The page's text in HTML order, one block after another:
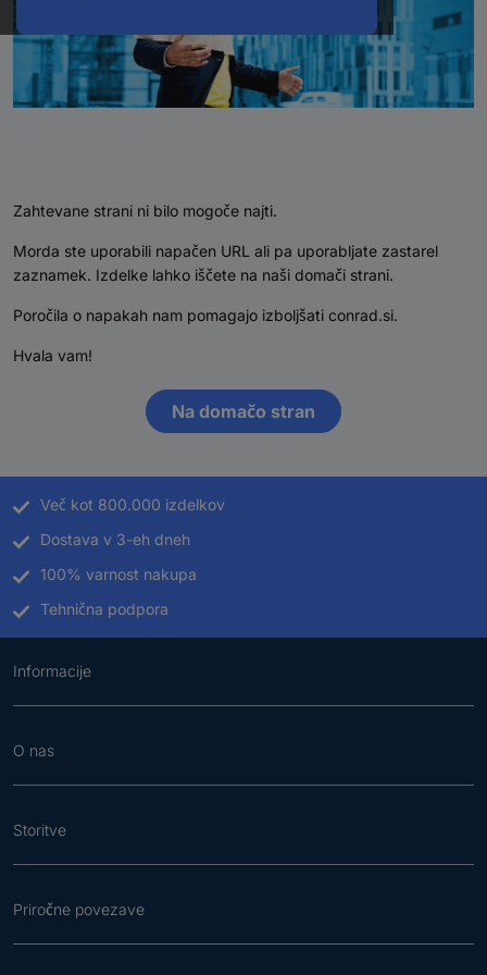
Zahtevane strani ni bilo mogoče najti.
Morda ste uporabili napačen URL ali pa uporabljate zastarel
zaznamek. Izdelke lahko iščete na naši domači strani.
Poročila o napakah nam pomagajo izboljšati conrad.si.
Hvala vam!
Na domačo stran
Več kot 800.000 izdelkov
Dostava v 3-eh dneh
100% varnost nakupa
Tehnična podpora
Informacije
O nas
Storitve
Priročne povezave